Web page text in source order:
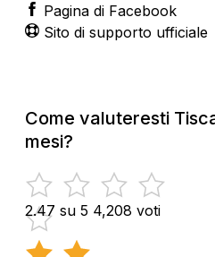
Pagina di Facebook
Sito di supporto ufficiale
Come valuteresti
mesi?
2.47 su 5 4,208 voti